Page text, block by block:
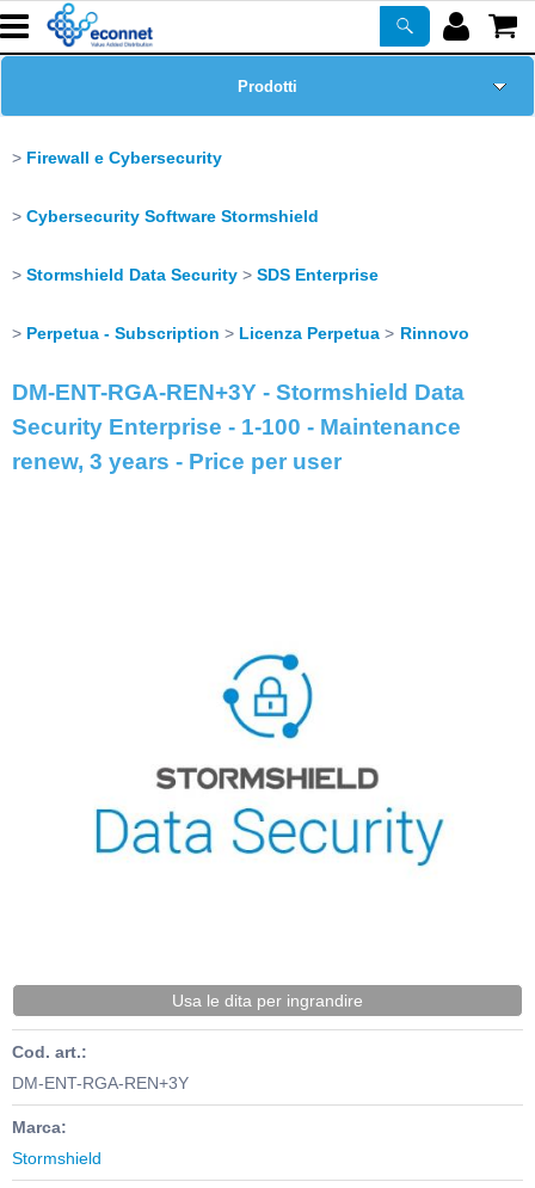
Chi siamo
Prodotti
Corsi
ASSISTENZA
Certificazioni
Newsletter
Firewall e Cybersecurity
Cybersecurity Software Stormshield
Stormshield Data Security SDS Enterprise
Perpetua - Subscription Licenza Perpetua Rinnovo
DM-ENT-RGA-REN+3Y - Stormshield Data
Security Enterprise - 1-100 - Maintenance
renew, 3 years - Price per user
Usa le dita per ingrandire
Cod. art.:
DM-ENT-RGA-REN+3Y
Marca:
Stormshield